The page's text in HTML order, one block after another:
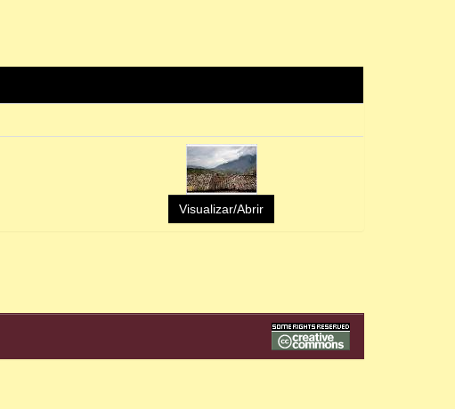
Visualizar/Abrir